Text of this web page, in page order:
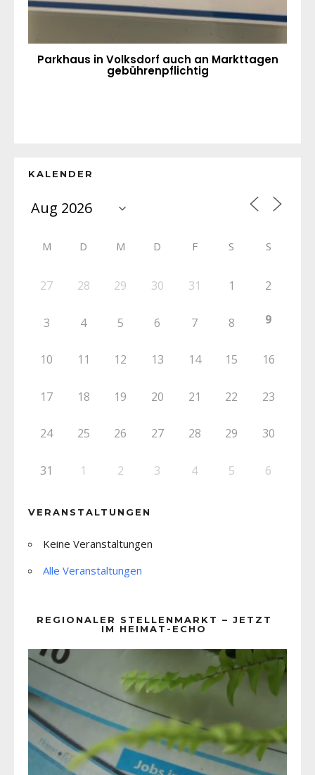
Parkhaus in Volksdorf auch an Markttagen
gebührenpflichtig
KALENDER
M D M D F S S
27 28 29 30 31 1 2
3 4 5 6 7 8 9
10 11 12 13 14 15 16
17 18 19 20 21 22 23
24 25 26 27 28 29 30
31 1 2 3 4 5 6
VERANSTALTUNGEN
Keine Veranstaltungen
Alle Veranstaltungen
REGIONALER STELLENMARKT – JETZT
IM HEIMAT-ECHO
Player